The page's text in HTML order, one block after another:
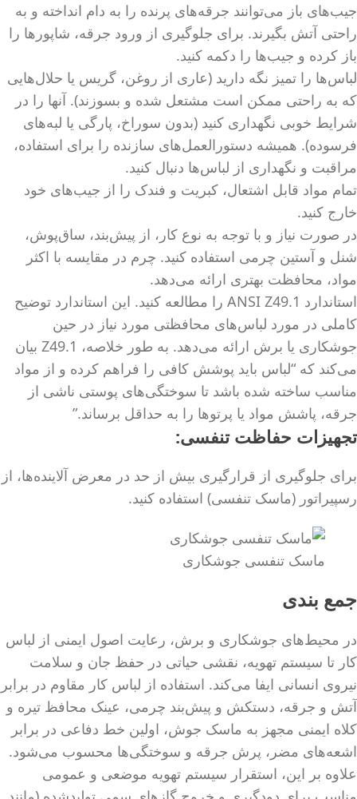
جیب‌های باز می‌توانند جرقه‌های پرنده را به دام انداخته و به
راحتی آتش بگیرند. برای جلوگیری از ورود جرقه، شاپورها را
باز کرده و جیب‌ها را دکمه کنید.
لباس‌ها را تمیز نگه دارید (عاری از روغن، گریس یا حلال‌هایی
که به راحتی ممکن است مشتعل شده و بسوزند). آنها را در
شرایط خوبی نگهداری کنید (بدون سوراخ، پارگی یا لبه‌های
فرسوده). همیشه دستورالعمل‌های سازنده را برای استفاده،
مراقبت و نگهداری از لباس‌ها دنبال کنید.
تمام مواد قابل اشتعال، کبریت و فندک را از جیب‌های خود
خارج کنید.
در صورت نیاز و با توجه به نوع کار، از پیش‌بند، ساق‌پوش،
شنل و آستین چرمی استفاده کنید. چرم در مقایسه با اکثر
مواد، محافظت بهتری ارائه می‌دهد.
استاندارد ANSI Z49.1 را مطالعه کنید. این استاندارد توضیح
کاملی در مورد لباس‌های محافظتی مورد نیاز در حین
جوشکاری یا برش ارائه می‌دهد. به طور خلاصه، Z49.1 بیان
می‌کند که “لباس باید پوشش کافی را فراهم کرده و از مواد
مناسب ساخته شده باشد تا سوختگی‌های پوستی ناشی از
جرقه، پاشش مواد یا پرتوها را به حداقل برساند.”
تجهیزات حفاظت تنفسی:
برای جلوگیری از قرارگیری بیش از حد در معرض آلاینده‌ها، از
رسپیراتور (ماسک تنفسی) استفاده کنید.
ماسک تنفسی جوشکاری
جمع ‌بندی
در محیط‌های جوشکاری و برش، رعایت اصول ایمنی از لباس
کار تا سیستم تهویه، نقشی حیاتی در حفظ جان و سلامت
نیروی انسانی ایفا می‌کند. استفاده از لباس کار مقاوم در برابر
آتش و جرقه، دستکش و پیش‌بند چرمی، عینک محافظ تیره و
کلاه ایمنی مجهز به ماسک جوش، اولین خط دفاعی در برابر
اشعه‌های مضر، پرش جرقه و سوختگی‌ها محسوب می‌شود.
علاوه بر این، استقرار سیستم تهویه موضعی و عمومی